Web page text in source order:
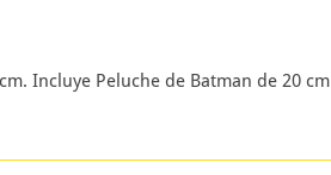
Incluye Peluche de Batman de 20 cm